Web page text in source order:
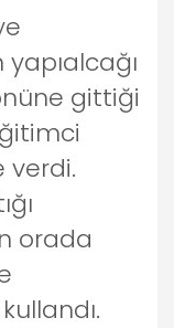
gittiği
verdi.
orada